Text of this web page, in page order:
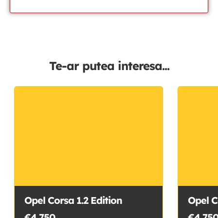
Te-ar putea interesa...
Opel Corsa 1.2 Edition
Opel